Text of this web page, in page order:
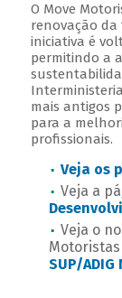
O Move
renovação
iniciativa é
permitindo a
mais antigos
para a
profissionais.
Veja os
Veja a
Veja o
SUP/ADIG